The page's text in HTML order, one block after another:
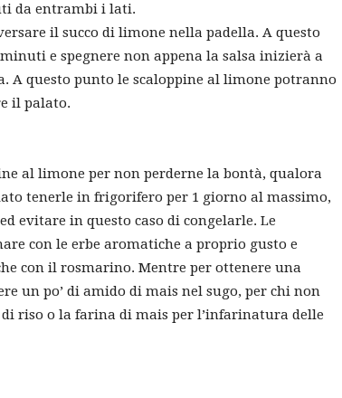
da entrambi i lati.
il succo di limone nella padella. A questo
e spegnere non appena la salsa inizierà a
A questo punto le scaloppine al limone potranno
il palato.
al limone per non perderne la bontà, qualora
tenerle in frigorifero per 1 giorno al massimo,
evitare in questo caso di congelarle. Le
con le erbe aromatiche a proprio gusto e
con il rosmarino. Mentre per ottenere una
un po’ di amido di mais nel sugo, per chi non
riso o la farina di mais per l’infarinatura delle